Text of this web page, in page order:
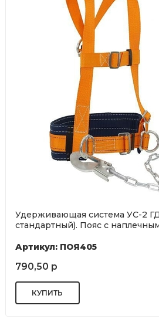
Удерживающая система УС-2
стандартный). Пояс с
Артикул: ПОЯ405
790,50 р